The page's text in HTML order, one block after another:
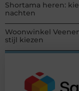
Shortama heren:
nachten
Woonwinkel
stijl kiezen